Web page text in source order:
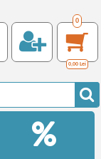
0
0,00 Lei